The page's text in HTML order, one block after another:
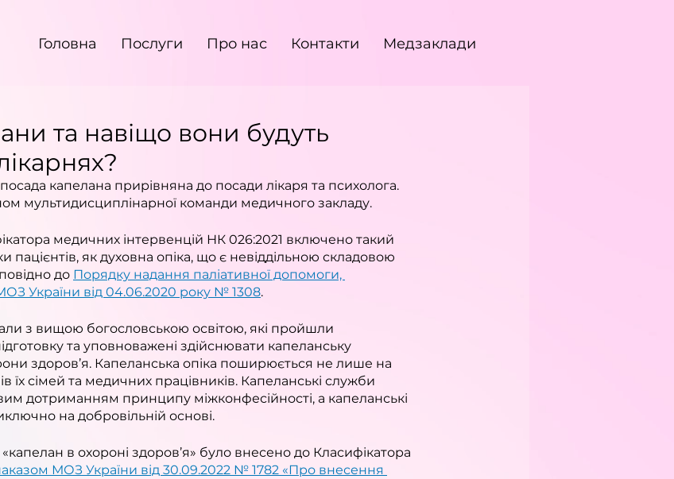
Головна Послуги Про нас Контакти Медзаклади
та навіщо вони будуть
посада капелана прирівняна до посади лікаря та психолога.
мультидисциплінарної команди медичного закладу.
медичних інтервенцій НК 026:2021 включено такий
пацієнтів, як духовна опіка, що є невіддільною складовою
до Порядку надання паліативної допомоги,
України від 04.06.2020 року № 1308.
з вищою богословською освітою, які пройшли
та уповноважені здійснювати капеланську
здоров’я. Капеланська опіка поширюється не лише на
їх сімей та медичних працівників. Капеланські служби
дотриманням принципу міжконфесійності, а капеланські
на добровільній основі.
в охороні здоров’я» було внесено до Класифікатора
МОЗ України від 30.09.2022 № 1782 «Про внесення